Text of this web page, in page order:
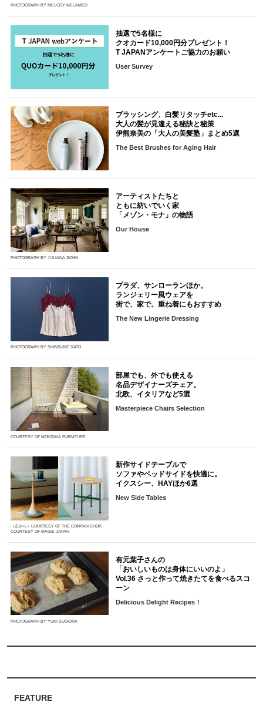
FEATURE
PHOTOGRAPH BY MELODY MELAMED
抽選で5名様に
クオカード10,000円分プレゼント！
T JAPANアンケートご協力のお願い
User Survey
ブラッシング、白髪リタッチetc...
大人の髪が見違える秘訣と秘策
伊熊奈美の「大人の美髪塾」まとめ5選
The Best Brushes for Aging Hair
PHOTOGRAPH BY JULIANA SOHN
アーティストたちと
ともに紡いでいく家
「メゾン・モナ」の物語
Our House
PHOTOGRAPH BY SHINSUKE SATO
プラダ、サンローランほか。
ランジェリー風ウェアを
街で、家で。重ね着にもおすすめ
The New Lingerie Dressing
COURTESY OF MONTANA FURNITURE
部屋でも、外でも使える
名品デザイナーズチェア。
北欧、イタリアなど5選
Masterpiece Chairs Selection
（左から）COURTESY OF THE CONRAN SHOP,
COURTESY OF MAGIS JAPAN
新作サイドテーブルで
ソファやベッドサイドを快適に。
イクスシー、HAYほか6選
New Side Tables
PHOTOGRAPH BY YUKI SUGIURA
有元葉子さんの
「おいしいものは身体にいいのよ」
Vol.36 さっと作って焼きたてを食べるスコ
ーン
Delicious Delight Recipes！